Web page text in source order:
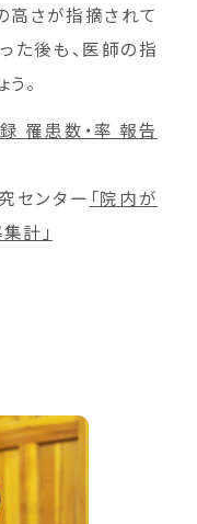
高さが指摘されて
た後も、医師の指
。
罹患数・率 報告
センター 「院内が
計」